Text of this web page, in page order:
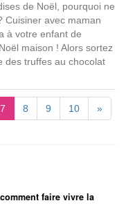
de Noël, pourquoi ne
Cuisiner avec maman
à votre enfant de
maison ! Alors sortez
des truffes au chocolat
7 8 9 10 »
faire vivre la